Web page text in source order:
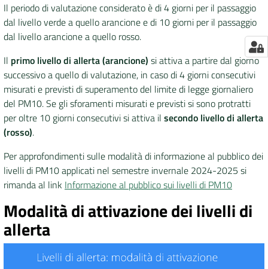
Il periodo di valutazione considerato è di 4 giorni per il passaggio
dal livello verde a quello arancione e di 10 giorni per il passaggio
dal livello arancione a quello rosso.
Il primo livello di allerta (arancione) si attiva a partire dal giorno
successivo a quello di valutazione, in caso di 4 giorni consecutivi
misurati e previsti di superamento del limite di legge giornaliero
del PM10. Se gli sforamenti misurati e previsti si sono protratti
per oltre 10 giorni consecutivi si attiva il secondo livello di allerta
(rosso).
Per approfondimenti sulle modalità di informazione al pubblico dei
livelli di PM10 applicati nel semestre invernale 2024-2025 si
rimanda al link Informazione al pubblico sui livelli di PM10
Modalità di attivazione dei livelli di
allerta